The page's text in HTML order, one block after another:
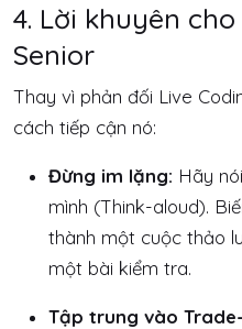
4. Lời khuyên
Senior
Thay vì phản đối Live
cách tiếp cận nó:
Đừng im lặng: Hãy
mình (Think-aloud).
thành một cuộc thảo
một bài kiểm tra.
Tập trung vào